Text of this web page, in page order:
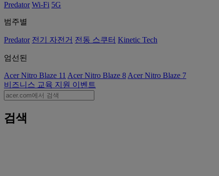
Predator Wi-Fi 5G
범주별
Predator 전기 자전거 전동 스쿠터 Kinetic Tech
엄선된
Acer Nitro Blaze 11 Acer Nitro Blaze 8 Acer Nitro Blaze 7
비즈니스 교육 지원 이벤트
검색